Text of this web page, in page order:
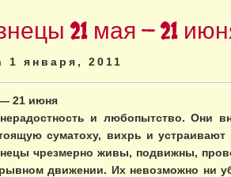
21 мая — 21
1 января, 2011
21 июня
и любопытство. Они
суматоху, вихрь и
чрезмерно живы, подвижны,
движении. Их невозможно ни